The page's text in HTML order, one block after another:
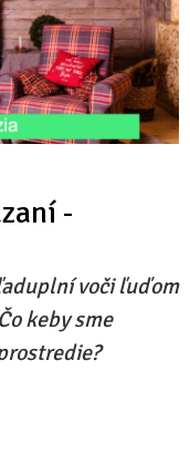
-
voči ľuďom
keby sme